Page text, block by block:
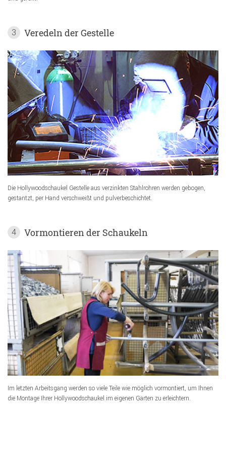
3 Veredeln der Gestelle
Die Hollywoodschaukel Gestelle aus verzinkten Stahlrohren werden gebogen,
gestantzt, per Hand verschweißt und pulverbeschichtet.
4 Vormontieren der Schaukeln
Im letzten Arbeitsgang werden so viele Teile wie möglich vormontiert, um Ihnen
die Montage Ihrer Hollywoodschaukel im eigenen Garten zu erleichtern.